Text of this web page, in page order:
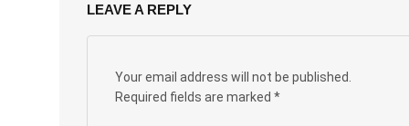
LEAVE A REPLY
Your email address will not be published.
Required fields are marked *